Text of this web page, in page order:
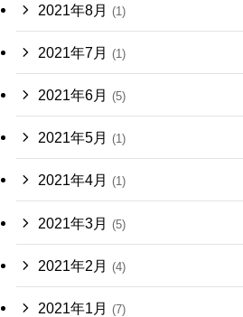
2021年8月 (1)
2021年7月 (1)
2021年6月 (5)
2021年5月 (1)
2021年4月 (1)
2021年3月 (5)
2021年2月 (4)
2021年1月 (7)